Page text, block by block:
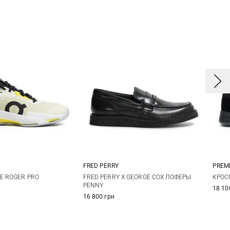
42,5
PRO
7 UK 8 UK 9 UK 9,5 UK
10 UK
FRED PERRY
FRED PERRY X GEORGE COX ЛОФЕРЫ
PENNY
16 800 грн
18